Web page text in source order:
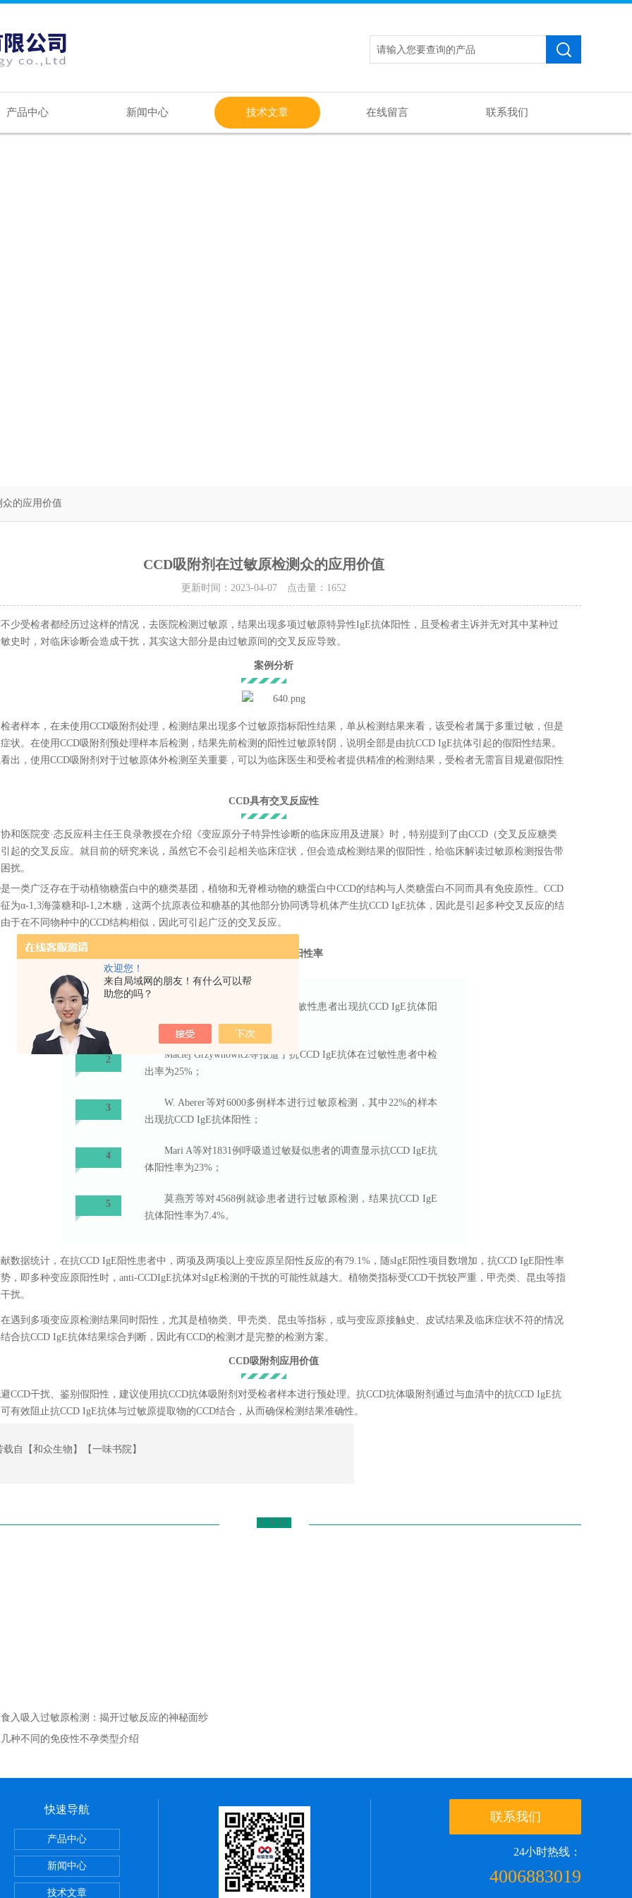
欢迎您！
来自局域网的朋友！有什么可以帮
助您的吗？
产品中心 新闻中心 技术文章 在线留言 联系我们
的应用价值
CCD吸附剂在过敏原检测众的应用价值
更新时间：2023-04-07 点击量： 1652
少受检者都经历过这样的情况，去医院检测过敏原，结果出现多项过敏原特异性IgE抗体阳性，且受检者主诉并无对其中某种过
史时，对临床诊断会造成干扰，其实这大部分是由过敏原间的交叉反应导致。
案例分析
者样本，在未使用CCD吸附剂处理，检测结果出现多个过敏原指标阳性结果，单从检测结果来看，该受检者属于多重过敏，但是
状。在使用CCD吸附剂预处理样本后检测，结果先前检测的阳性过敏原转阴，说明全部是由抗CCD IgE抗体引起的假阳性结果。
出，使用CCD吸附剂对于过敏原体外检测至关重要，可以为临床医生和受检者提供精准的检测结果，受检者无需盲目规避假阳性
CCD具有交叉反应性
和医院变·态反应科主任王良录教授在介绍《变应原分子特异性诊断的临床应用及进展》时，特别提到了由CCD（交叉反应糖类
起的交叉反应。就目前的研究来说，虽然它不会引起相关临床症状，但会造成检测结果的假阳性，给临床解读过敏原检测报告带
扰。
是一类广泛存在于动植物糖蛋白中的糖类基团，植物和无脊椎动物的糖蛋白中CCD的结构与人类糖蛋白不同而具有免疫原性。CCD
为α-1,3海藻糖和β-1,2木糖，这两个抗原表位和糖基的其他部分协同诱导机体产生抗CCD IgE抗体，因此是引起多种交叉反应的结
于在不同物种中的CCD结构相似，因此可引起广泛的交叉反应。
抗CCD IgE抗体阳性率
Edsel Sinson等报道了约30%过敏性患者出现抗CCD IgE抗体阳
性；
2
Maciej Grzywnowicz等报道了抗CCD IgE抗体在过敏性患者中检
出率为25%；
3
W. Aberer等对6000多例样本进行过敏原检测，其中22%的样本
出现抗CCD IgE抗体阳性；
4
Mari A等对1831例呼吸道过敏疑似患者的调查显示抗CCD IgE抗
体阳性率为23%；
5
莫燕芳等对4568例就诊患者进行过敏原检测，结果抗CCD IgE
抗体阳性率为7.4%。
数据统计，在抗CCD IgE阳性患者中，两项及两项以上变应原呈阳性反应的有79.1%，随sIgE阳性项目数增加，抗CCD IgE阳性率
，即多种变应原阳性时，anti-CCDIgE抗体对sIgE检测的干扰的可能性就越大。植物类指标受CCD干扰较严重，甲壳类、昆虫等指
扰。
遇到多项变应原检测结果同时阳性，尤其是植物类、甲壳类、昆虫等指标，或与变应原接触史、皮试结果及临床症状不符的情况
合抗CCD IgE抗体结果综合判断，因此有CCD的检测才是完整的检测方案。
CCD吸附剂应用价值
CCD干扰、鉴别假阳性，建议使用抗CCD抗体吸附剂对受检者样本进行预处理。抗CCD抗体吸附剂通过与血清中的抗CCD IgE抗
有效阻止抗CCD IgE抗体与过敏原提取物的CCD结合，从而确保检测结果准确性。
载自【和众生物】【一味书院】
E N D
食入吸入过敏原检测：揭开过敏反应的神秘面纱
几种不同的免疫性不孕类型介绍
快速导航
产品中心
新闻中心
技术文章
联系我们
24小时热线：
4006883019